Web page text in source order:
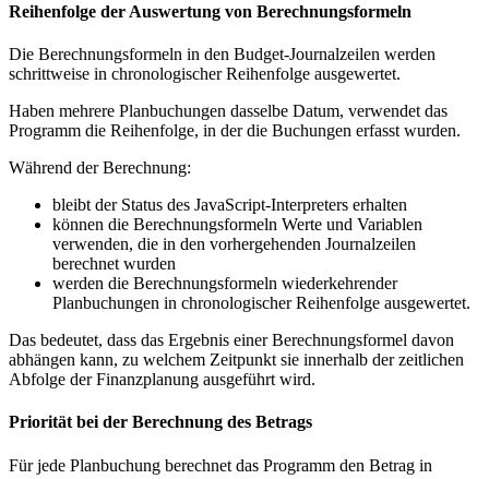
Reihenfolge der Auswertung von Berechnungsformeln
Die Berechnungsformeln in den Budget-Journalzeilen werden
schrittweise in chronologischer Reihenfolge ausgewertet.
Haben mehrere Planbuchungen dasselbe Datum, verwendet das
Programm die Reihenfolge, in der die Buchungen erfasst wurden.
Während der Berechnung:
bleibt der Status des JavaScript-Interpreters erhalten
können die Berechnungsformeln Werte und Variablen
verwenden, die in den vorhergehenden Journalzeilen
berechnet wurden
werden die Berechnungsformeln wiederkehrender
Planbuchungen in chronologischer Reihenfolge ausgewertet.
Das bedeutet, dass das Ergebnis einer Berechnungsformel davon
abhängen kann, zu welchem Zeitpunkt sie innerhalb der zeitlichen
Abfolge der Finanzplanung ausgeführt wird.
Priorität bei der Berechnung des Betrags
Für jede Planbuchung berechnet das Programm den Betrag in